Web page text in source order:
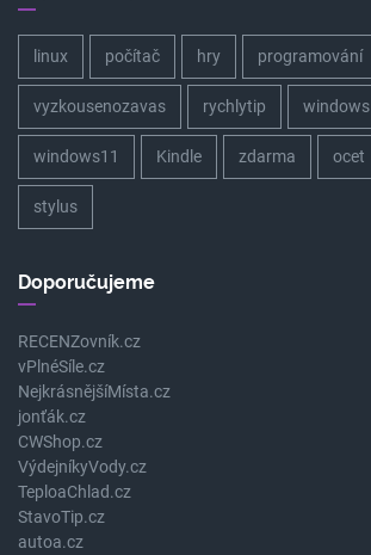
linux počítač hry programování
vyzkousenozavas rychlytip windows
windows11 Kindle zdarma ocet
stylus
Doporučujeme
RECENZovník.cz
vPlnéSíle.cz
NejkrásnějšíMísta.cz
jonťák.cz
CWShop.cz
VýdejníkyVody.cz
TeploaChlad.cz
StavoTip.cz
autoa.cz